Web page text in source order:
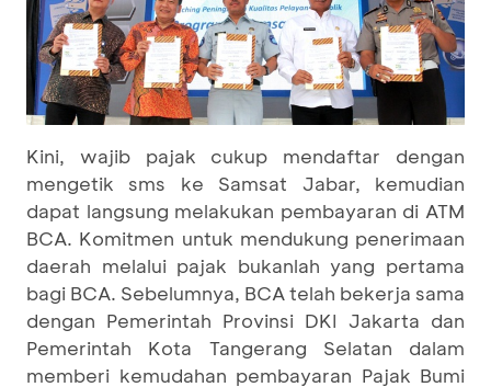
Kini, wajib pajak cukup mendaftar dengan
mengetik sms ke Samsat Jabar, kemudian
dapat langsung melakukan pembayaran di ATM
BCA. Komitmen untuk mendukung penerimaan
daerah melalui pajak bukanlah yang pertama
bagi BCA. Sebelumnya, BCA telah bekerja sama
dengan Pemerintah Provinsi DKI Jakarta dan
Pemerintah Kota Tangerang Selatan dalam
memberi kemudahan pembayaran Pajak Bumi